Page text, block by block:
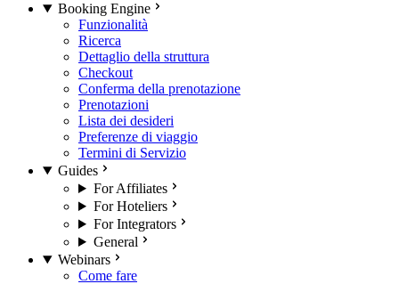
Booking Engine
Funzionalità
Ricerca
Dettaglio della struttura
Checkout
Conferma della prenotazione
Prenotazioni
Lista dei desideri
Preferenze di viaggio
Termini di Servizio
Guides
For Affiliates
For Hoteliers
For Integrators
General
Webinars
Come fare